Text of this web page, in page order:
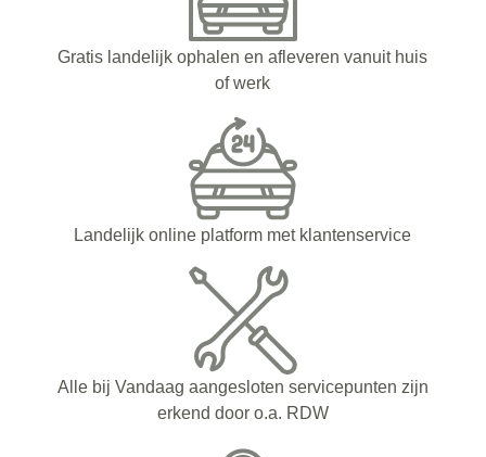
Gratis landelijk ophalen en afleveren vanuit huis
of werk
Landelijk online platform met klantenservice
Alle bij Vandaag aangesloten servicepunten zijn
erkend door o.a. RDW